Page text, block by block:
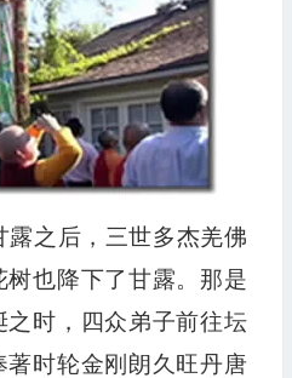
之后， 三世多杰羌佛
也降下了甘露。那是
时，四众弟子前往坛
时轮金刚朗久旺丹唐